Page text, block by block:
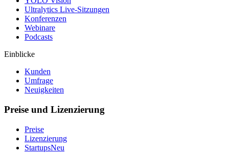
Ultralytics Live-Sitzungen
Konferenzen
Webinare
Podcasts
Einblicke
Kunden
Umfrage
Neuigkeiten
Preise und Lizenzierung
Preise
Lizenzierung
StartupsNeu